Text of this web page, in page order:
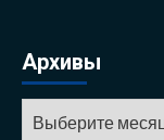
Архивы
Архивы